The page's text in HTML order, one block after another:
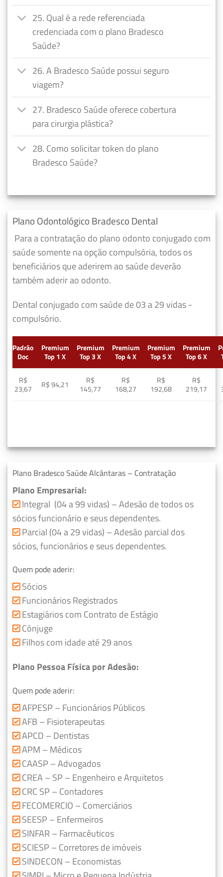
25. Qual é a rede referenciada
credenciada com o plano Bradesco
Saúde?
26. A Bradesco Saúde possui seguro
viagem?
27. Bradesco Saúde oferece cobertura
para cirurgia plástica?
28. Como solicitar token do plano
Bradesco Saúde?
Plano Odontológico Bradesco Dental
Para a contratação do plano odonto conjugado com
saúde somente na opção compulsória, todos os
beneficiários que aderirem ao saúde deverão
também aderir ao odonto.
Dental conjugado com saúde de 03 a 29 vidas -
compulsório.
Padrão
Doc
Premium
Top 1 X
Premium
Top 3 X
Premium
Top 4 X
Premium
Top 5 X
Premium
Top 6 X
R$
23,67
R$ 94,21
R$
145,77
R$
168,27
R$
192,68
R$
219,17
Plano Bradesco Saúde Alcântaras – Contratação
Plano Empresarial:
Integral (04 a 99 vidas) – Adesão de todos os
sócios funcionário e seus dependentes.
Parcial (04 a 29 vidas) – Adesão parcial dos
sócios, funcionários e seus dependentes.
Quem pode aderir:
Sócios
Funcionários Registrados
Estagiários com Contrato de Estágio
Cônjuge
Filhos com idade até 29 anos
Plano Pessoa Física por Adesão:
Quem pode aderir:
AFPESP – Funcionários Públicos
AFB – Fisioterapeutas
APCD – Dentistas
APM – Médicos
CAASP – Advogados
CREA – SP – Engenheiro e Arquitetos
CRC SP – Contadores
FECOMERCIO – Comerciários
SEESP – Enfermeiros
SINFAR – Farmacêuticos
SCIESP – Corretores de imóveis
SINDECON – Economistas